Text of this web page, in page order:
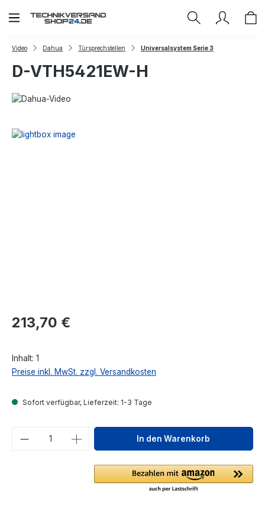
Zum Hauptinhalt springen
Video Dahua Türsprechstellen Universalsystem Serie 3
D-VTH5421EW-H
Regulärer Preis:
213,70 €
Inhalt: 1
Preise inkl. MwSt. zzgl. Versandkosten
Sofort verfügbar, Lieferzeit: 1-3 Tage
Produkt Anzahl: Gib denIn den Warenkorb